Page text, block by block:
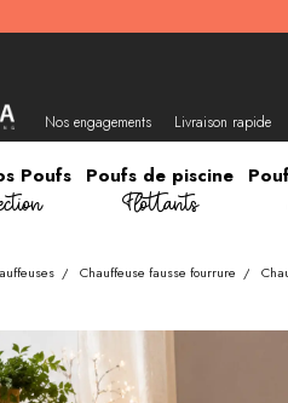
Nos engagements Livraison rapide
Poufs Poufs de piscine
Flottants
/ Chauffeuse fausse fourrure /